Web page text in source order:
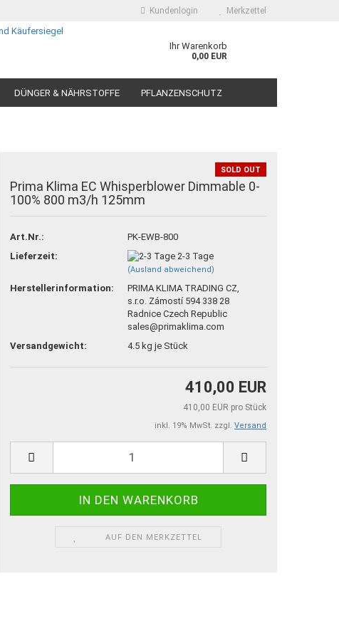
Kundenlogin
Konto erstellen
Merkzettel
Ihr Warenkorb
0,00 EUR
DÜNGER & NÄHRSTOFFE PFLANZENSCHUTZ
SOLD OUT
Prima Klima EC Whisperblower Dimmable 0-
100% 800 m3/h 125mm
Art.Nr.:
PK-EWB-800
Lieferzeit:
2-3 Tage
(Ausland abweichend)
Herstellerinformation:
PRIMA KLIMA TRADING CZ,
s.r.o. Zámostí 594 338 28
Radnice Czech Republic
sales@primaklima.com
Versandgewicht:
4.5 kg je Stück
410,00 EUR
410,00 EUR pro Stück
inkl. 19% MwSt. zzgl. Versand
AUF DEN MERKZETTEL